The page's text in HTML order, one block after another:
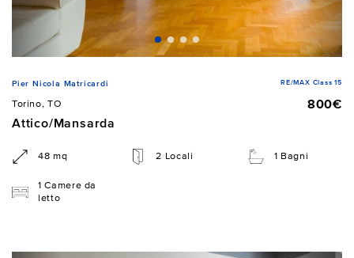
Pier Nicola Matricardi RE/MAX Class 15
Torino, TO
800€
Attico/Mansarda
48 mq 2 Locali 1 Bagni
1 Camere da
letto